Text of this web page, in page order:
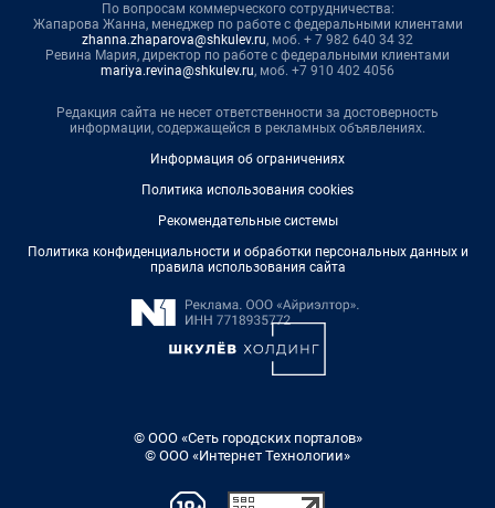
По вопросам коммерческого сотрудничества:
Жапарова Жанна, менеджер по работе с федеральными клиентами
zhanna.zhaparova@shkulev.ru, моб. + 7 982 640 34 32
Ревина Мария, директор по работе с федеральными клиентами
mariya.revina@shkulev.ru, моб. +7 910 402 4056
Редакция сайта не несет ответственности за достоверность
информации, содержащейся в рекламных объявлениях.
Информация об ограничениях
Политика использования cookies
Рекомендательные системы
Политика конфиденциальности и обработки персональных данных и
правила использования сайта
© ООО «Сеть городских порталов»
© ООО «Интернет Технологии»